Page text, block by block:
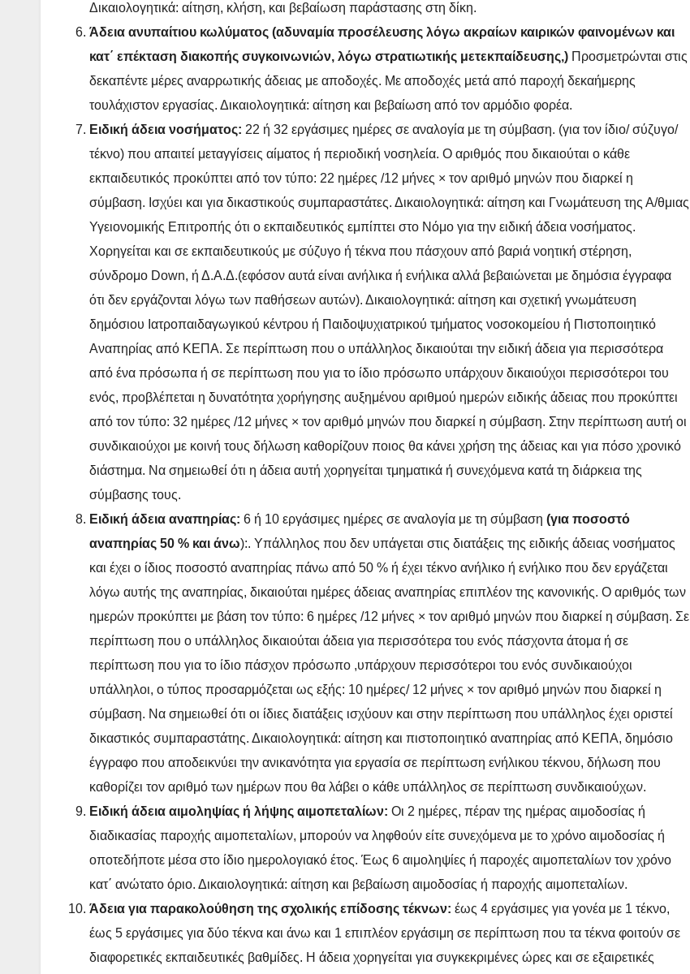
Δικαιολογητικά: αίτηση, κλήση, και βεβαίωση παράστασης στη δίκη.
Άδεια ανυπαίτιου κωλύματος (αδυναμία προσέλευσης λόγω ακραίων καιρικών φαινομένων και
κατ΄ επέκταση διακοπής συγκοινωνιών, λόγω στρατιωτικής μετεκπαίδευσης,) Προσμετρώνται στις
δεκαπέντε μέρες αναρρωτικής άδειας με αποδοχές. Με αποδοχές μετά από παροχή δεκαήμερης
τουλάχιστον εργασίας. Δικαιολογητικά: αίτηση και βεβαίωση από τον αρμόδιο φορέα.
Ειδική άδεια νοσήματος: 22 ή 32 εργάσιμες ημέρες σε αναλογία με τη σύμβαση. (για τον ίδιο/ σύζυγο/
τέκνο) που απαιτεί μεταγγίσεις αίματος ή περιοδική νοσηλεία. Ο αριθμός που δικαιούται ο κάθε
εκπαιδευτικός προκύπτει από τον τύπο: 22 ημέρες /12 μήνες × τον αριθμό μηνών που διαρκεί η
σύμβαση. Ισχύει και για δικαστικούς συμπαραστάτες. Δικαιολογητικά: αίτηση και Γνωμάτευση της Α/θμιας
Υγειονομικής Επιτροπής ότι ο εκπαιδευτικός εμπίπτει στο Νόμο για την ειδική άδεια νοσήματος.
Χορηγείται και σε εκπαιδευτικούς με σύζυγο ή τέκνα που πάσχουν από βαριά νοητική στέρηση,
σύνδρομο Down, ή Δ.Α.Δ.(εφόσον αυτά είναι ανήλικα ή ενήλικα αλλά βεβαιώνεται με δημόσια έγγραφα
ότι δεν εργάζονται λόγω των παθήσεων αυτών). Δικαιολογητικά: αίτηση και σχετική γνωμάτευση
δημόσιου Ιατροπαιδαγωγικού κέντρου ή Παιδοψυχιατρικού τμήματος νοσοκομείου ή Πιστοποιητικό
Αναπηρίας από ΚΕΠΑ. Σε περίπτωση που ο υπάλληλος δικαιούται την ειδική άδεια για περισσότερα
από ένα πρόσωπα ή σε περίπτωση που για το ίδιο πρόσωπο υπάρχουν δικαιούχοι περισσότεροι του
ενός, προβλέπεται η δυνατότητα χορήγησης αυξημένου αριθμού ημερών ειδικής άδειας που προκύπτει
από τον τύπο: 32 ημέρες /12 μήνες × τον αριθμό μηνών που διαρκεί η σύμβαση. Στην περίπτωση αυτή οι
συνδικαιούχοι με κοινή τους δήλωση καθορίζουν ποιος θα κάνει χρήση της άδειας και για πόσο χρονικό
διάστημα. Να σημειωθεί ότι η άδεια αυτή χορηγείται τμηματικά ή συνεχόμενα κατά τη διάρκεια της
σύμβασης τους.
Ειδική άδεια αναπηρίας: 6 ή 10 εργάσιμες ημέρες σε αναλογία με τη σύμβαση (για ποσοστό
αναπηρίας 50 % και άνω):. Υπάλληλος που δεν υπάγεται στις διατάξεις της ειδικής άδειας νοσήματος
και έχει ο ίδιος ποσοστό αναπηρίας πάνω από 50 % ή έχει τέκνο ανήλικο ή ενήλικο που δεν εργάζεται
λόγω αυτής της αναπηρίας, δικαιούται ημέρες άδειας αναπηρίας επιπλέον της κανονικής. Ο αριθμός των
ημερών προκύπτει με βάση τον τύπο: 6 ημέρες /12 μήνες × τον αριθμό μηνών που διαρκεί η σύμβαση. Σε
περίπτωση που ο υπάλληλος δικαιούται άδεια για περισσότερα του ενός πάσχοντα άτομα ή σε
περίπτωση που για το ίδιο πάσχον πρόσωπο ,υπάρχουν περισσότεροι του ενός συνδικαιούχοι
υπάλληλοι, ο τύπος προσαρμόζεται ως εξής: 10 ημέρες/ 12 μήνες × τον αριθμό μηνών που διαρκεί η
σύμβαση. Να σημειωθεί ότι οι ίδιες διατάξεις ισχύουν και στην περίπτωση που υπάλληλος έχει οριστεί
δικαστικός συμπαραστάτης. Δικαιολογητικά: αίτηση και πιστοποιητικό αναπηρίας από ΚΕΠΑ, δημόσιο
έγγραφο που αποδεικνύει την ανικανότητα για εργασία σε περίπτωση ενήλικου τέκνου, δήλωση που
καθορίζει τον αριθμό των ημέρων που θα λάβει ο κάθε υπάλληλος σε περίπτωση συνδικαιούχων.
Ειδική άδεια αιμοληψίας ή λήψης αιμοπεταλίων: Οι 2 ημέρες, πέραν της ημέρας αιμοδοσίας ή
διαδικασίας παροχής αιμοπεταλίων, μπορούν να ληφθούν είτε συνεχόμενα με το χρόνο αιμοδοσίας ή
οποτεδήποτε μέσα στο ίδιο ημερολογιακό έτος. Έως 6 αιμοληψίες ή παροχές αιμοπεταλίων τον χρόνο
κατ΄ ανώτατο όριο. Δικαιολογητικά: αίτηση και βεβαίωση αιμοδοσίας ή παροχής αιμοπεταλίων.
Άδεια για παρακολούθηση της σχολικής επίδοσης τέκνων: έως 4 εργάσιμες για γονέα με 1 τέκνο,
έως 5 εργάσιμες για δύο τέκνα και άνω και 1 επιπλέον εργάσιμη σε περίπτωση που τα τέκνα φοιτούν σε
διαφορετικές εκπαιδευτικές βαθμίδες. Η άδεια χορηγείται για συγκεκριμένες ώρες και σε εξαιρετικές